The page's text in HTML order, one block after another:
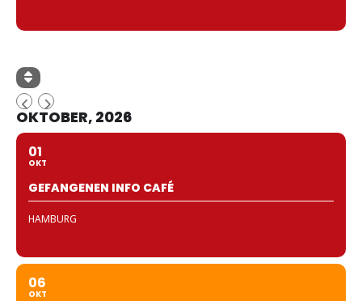
OKTOBER, 2026
01
OKT
GEFANGENEN INFO CAFÉ
HAMBURG
06
OKT